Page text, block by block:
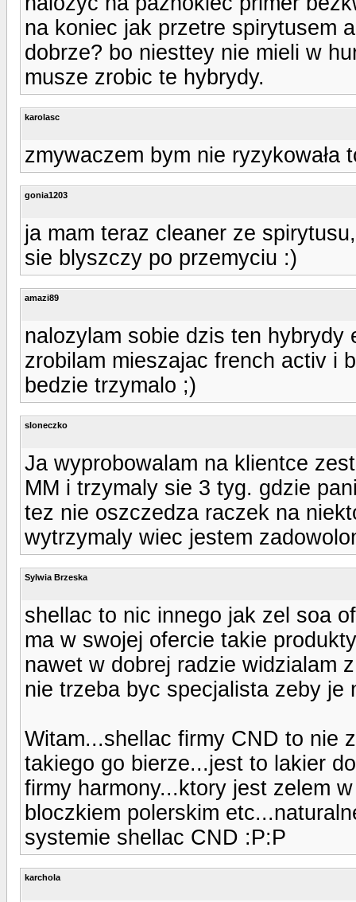
na koniec jak przetre spirytusem
dobrze? bo niesttey nie mieli w
musze zrobic te hybrydy.
karolasc
zmywaczem bym nie ryzykowała
gonia1203
ja mam teraz cleaner ze
sie blyszczy po przemyciu :)
amazi89
nalozylam sobie dzis ten
zrobilam mieszajac french activ i
bedzie trzymalo ;)
sloneczko
Ja wyprobowalam na klientce
MM i trzymaly sie 3 tyg. gdzie
tez nie oszczedza raczek na
wytrzymaly wiec jestem
Sylwia Brzeska
shellac to nic innego jak zel soa
ma w swojej ofercie takie
nawet w dobrej radzie widzialam
nie trzeba byc specjalista zeby je
Witam...shellac firmy CND to nie
takiego go bierze...jest to lakier
firmy harmony...ktory jest zelem
bloczkiem polerskim
systemie shellac CND :P:P
karchola